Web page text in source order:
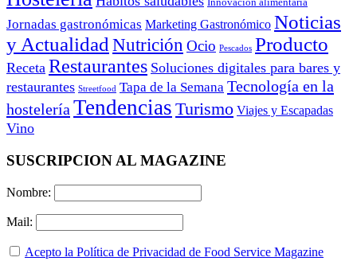
Jornadas gastronómicas Marketing Gastronómico Noticias
y ActualidadNutrición Ocio Pescados Producto
Receta Restaurantes Soluciones digitales para bares y
restaurantes Streetfood Tapa de la Semana Tecnología en la
hosteleríaTendencias Turismo Viajes y Escapadas
Vino
SUSCRIPCION AL MAGAZINE
Nombre:
Mail:
Acepto la Política de Privacidad de Food Service Magazine